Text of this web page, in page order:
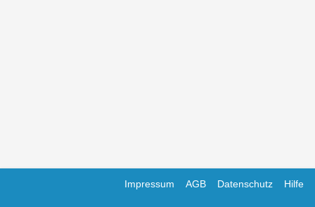
Impressum AGB Datenschutz Hilfe